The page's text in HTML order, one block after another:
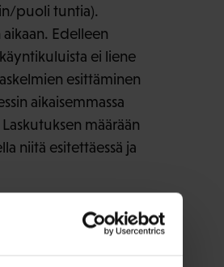
puoli tuntia).
Edelleen
ei liene
esittäminen
aikaisemmassa
määrään
niitä esitettäessä ja
osaamisella ja sen
esimerkiksi
mukaan